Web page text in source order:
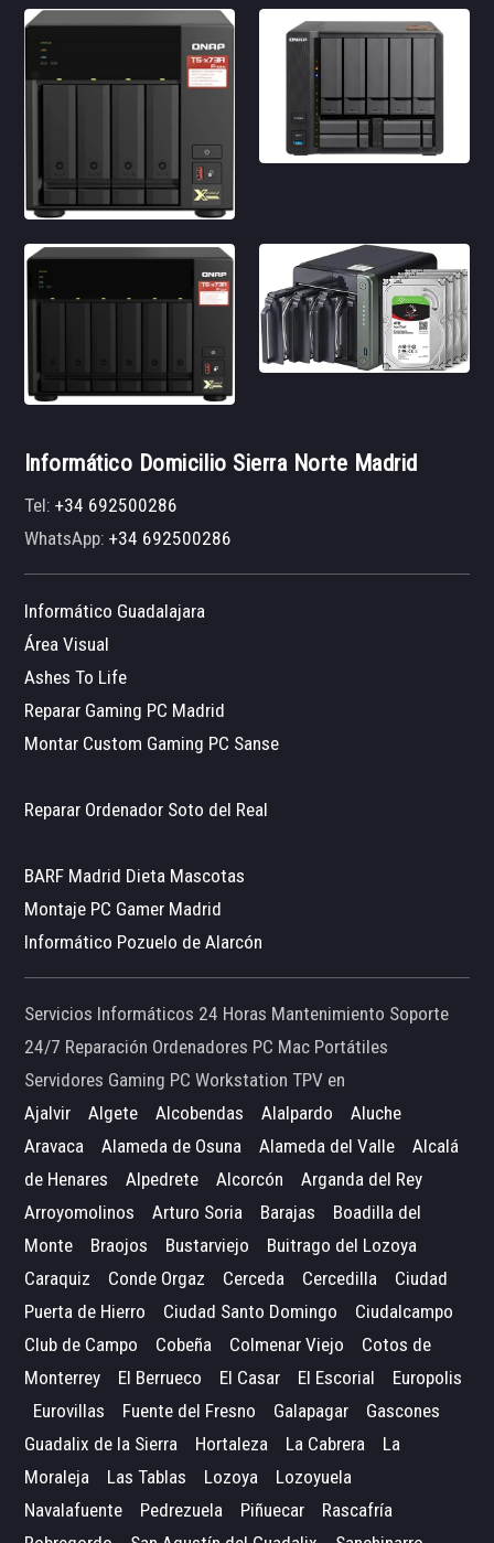
Informático Domicilio Sierra Norte Madrid
Tel:+34 692500286
WhatsApp:+34 692500286
Informático Guadalajara
Área Visual
Ashes To Life
Reparar Gaming PC Madrid
Montar Custom Gaming PC Sanse
Reparar Ordenador Soto del Real
BARF Madrid Dieta Mascotas
Montaje PC Gamer Madrid
Informático Pozuelo de Alarcón
Servicios Informáticos 24 Horas Mantenimiento Soporte
24/7 Reparación Ordenadores PC Mac Portátiles
Servidores Gaming PC Workstation TPV en
Ajalvir
Algete Alcobendas Alalpardo
Aluche
Aravaca
Alameda de Osuna Alameda del Valle
Alcalá
de Henares
Alpedrete Alcorcón
Arganda del Rey
Arroyomolinos
Arturo Soria Barajas
Boadilla del
Monte
Braojos Bustarviejo
Buitrago del Lozoya
Caraquiz
Conde Orgaz Cerceda Cercedilla
Ciudad
Puerta de Hierro
Ciudad Santo Domingo
Ciudalcampo
Club de Campo
Cobeña Colmenar Viejo
Cotos de
Monterrey
El Berrueco El Casar El Escorial
Europolis
Eurovillas
Fuente del Fresno Galapagar
Gascones
Guadalix de la Sierra
Hortaleza La Cabrera
La
Moraleja
Las Tablas Lozoya
Lozoyuela
Navalafuente
Pedrezuela Piñuecar
Rascafría